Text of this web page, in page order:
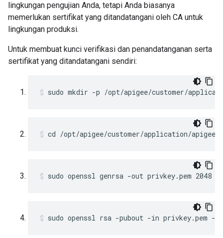
lingkungan pengujian Anda, tetapi Anda biasanya
memerlukan sertifikat yang ditandatangani oleh CA untuk
lingkungan produksi.
Untuk membuat kunci verifikasi dan penandatanganan serta
sertifikat yang ditandatangani sendiri:
sudo mkdir -p /opt/apigee/customer/
cd /opt/apigee/customer/application/
sudo openssl genrsa -out privkey.pem 2048
sudo openssl rsa -pubout -in privkey.pem -